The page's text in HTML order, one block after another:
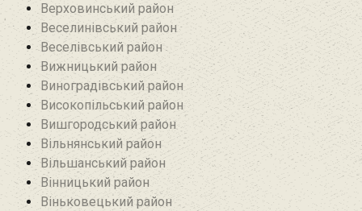
Верховинський район
Веселинівський район‎
Веселівський район‎
Вижницький район
Виноградівський район
Високопільський район
Вишгородський район
Вільнянський район‎
Вільшанський район
Вінницький район
Віньковецький район